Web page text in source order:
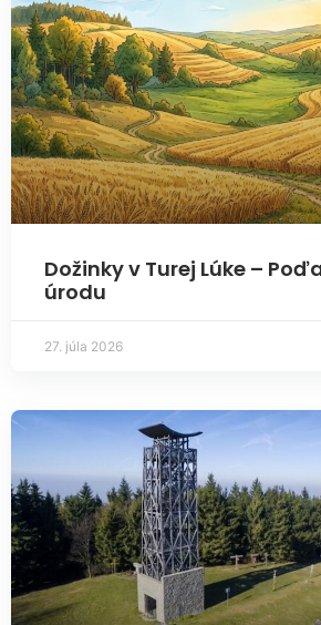
Dožinky v Turej Lúke –
úrodu
27. júla 2026